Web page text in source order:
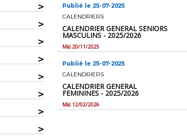
>
>
>
>
>
>
>
>
Publié le 25-07-2025
CALENDRIERS
CALENDRIER GENERAL SENIORS
MASCULINS - 2025/2026
MàJ 20/11/2025
Publié le 25-07-2025
CALENDRIERS
CALENDRIER GENERAL
FEMININES - 2025/2026
MàJ 12/02/2026